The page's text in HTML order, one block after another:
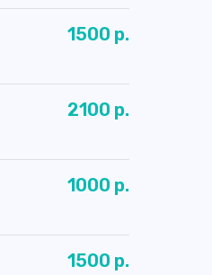
1500 р.
2100 р.
1000 р.
1500 р.